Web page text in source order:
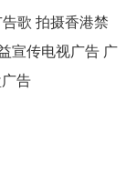
歌 拍摄香港禁
宣传电视广告 广
告